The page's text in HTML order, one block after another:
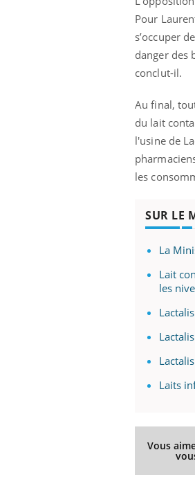
Pour
s’occuper
danger des
conclut-il.
Au final,
du lait
l'usine de
les
SUR LE
La
Lait
les
Laits
Vous
Insuline & Charge
osait en parler??
En 2026, l'insuline
reste entourée d'idées